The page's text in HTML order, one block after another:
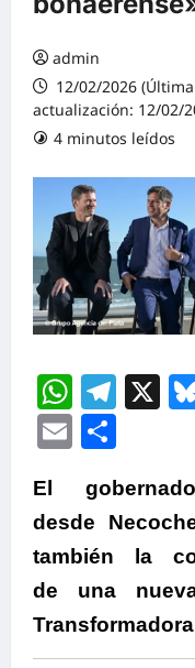
admin
12/02/2026 (Última
actualización: 12/02/
4 minutos leídos
X
Email
El
desde
también la
de una